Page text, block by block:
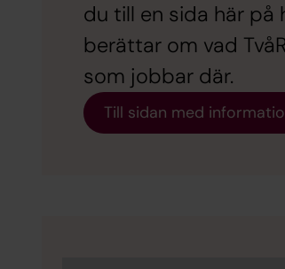
du till en sida här på
berättar om vad
som jobbar där.
Till sidan med